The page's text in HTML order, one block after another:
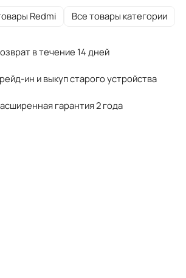
Redmi Все товары категории
в течение 14 дней
ин и выкуп старого устройства
гарантия 2 года